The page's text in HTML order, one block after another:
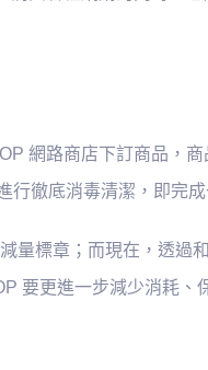
網路商店下訂商品，
行徹底消毒清潔，即完成
標章；而現在，透過
要更進一步減少消耗、